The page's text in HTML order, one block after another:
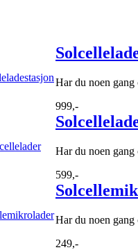
Har du noen
999,-
Har du noen
599,-
Har du noen
249,-